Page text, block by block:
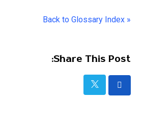
« Back to Glossary Index
Share This Post: